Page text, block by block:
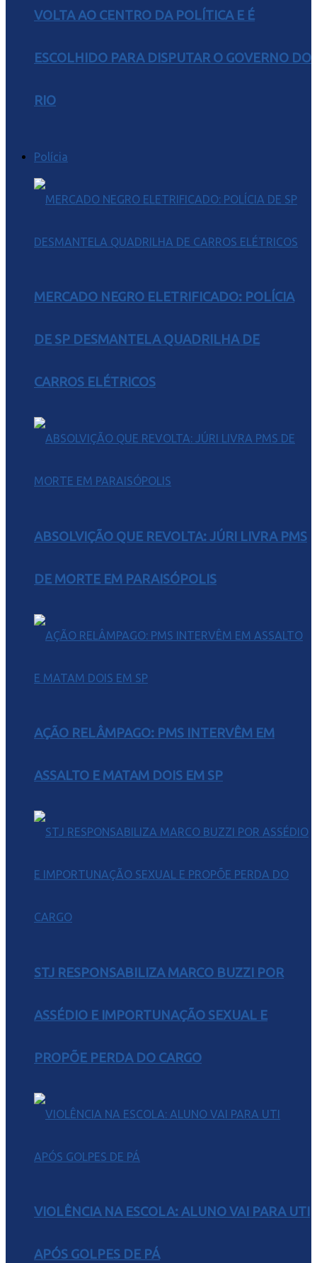
VOLTA AO CENTRO DA POLÍTICA E É
ESCOLHIDO PARA DISPUTAR O GOVERNO DO
RIO
Polícia
MERCADO NEGRO ELETRIFICADO: POLÍCIA
DE SP DESMANTELA QUADRILHA DE
CARROS ELÉTRICOS
ABSOLVIÇÃO QUE REVOLTA: JÚRI LIVRA PMS
DE MORTE EM PARAISÓPOLIS
AÇÃO RELÂMPAGO: PMS INTERVÊM EM
ASSALTO E MATAM DOIS EM SP
STJ RESPONSABILIZA MARCO BUZZI POR
ASSÉDIO E IMPORTUNAÇÃO SEXUAL E
PROPÕE PERDA DO CARGO
VIOLÊNCIA NA ESCOLA: ALUNO VAI PARA UTI
APÓS GOLPES DE PÁ